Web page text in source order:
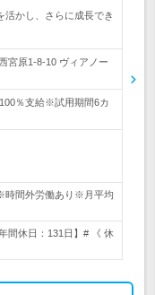
活かし、さらに成長でき
宮原1-8-10 ヴィアノー
％支給※試用期間6カ
時間外労働あり※月平均
間休日：131日】# 《 休